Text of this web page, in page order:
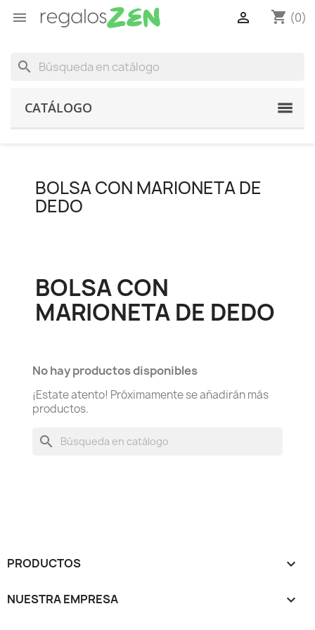
 shopping_cart (0)

search
CATÁLOGO
BOLSA CON MARIONETA DE
DEDO
BOLSA CON
MARIONETA DE DEDO
No hay productos disponibles
¡Estate atento! Próximamente se añadirán más
productos.
search
PRODUCTOS 
NUESTRA EMPRESA 